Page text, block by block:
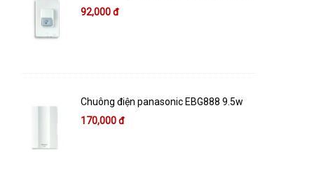
92,000 đ
Chuông điện panasonic EBG888 9.5w
170,000 đ